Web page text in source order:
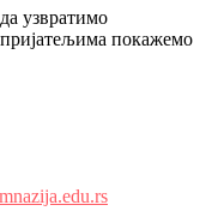
узвратимо
покажемо